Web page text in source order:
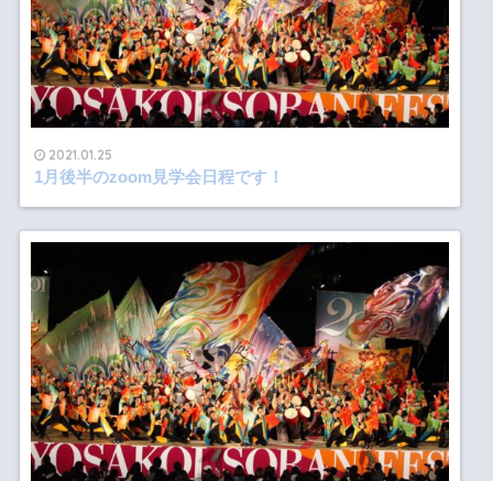
2021.01.25
1月後半のzoom見学会日程です！